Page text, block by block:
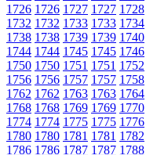
1726 1726 1727 1727 1728
1732 1732 1733 1733 1734
1738 1738 1739 1739 1740
1744 1744 1745 1745 1746
1750 1750 1751 1751 1752
1756 1756 1757 1757 1758
1762 1762 1763 1763 1764
1768 1768 1769 1769 1770
1774 1774 1775 1775 1776
1780 1780 1781 1781 1782
1786 1786 1787 1787 1788